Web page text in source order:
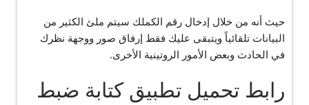
حيث أنه من خلال إدخال رقم الكملك سيتم ملئ الكثير من
البيانات تلقائياً ويتبقى عليك فقط إرفاق صور ووجهة نظرك
في الحادث وبعض الأمور الروتينية الأخرى.
رابط تحميل تطبيق كتابة ضبط